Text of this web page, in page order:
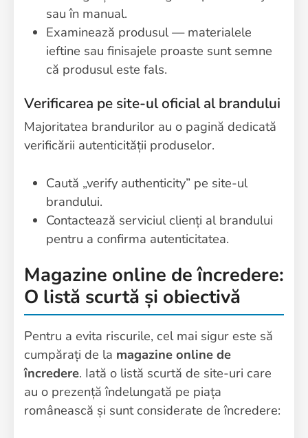
sau în manual.
Examinează produsul — materialele
ieftine sau finisajele proaste sunt semne
că produsul este fals.
Verificarea pe site-ul oficial al brandului
Majoritatea brandurilor au o pagină dedicată
verificării autenticității produselor.
Caută „verify authenticity” pe site-ul
brandului.
Contactează serviciul clienți al brandului
pentru a confirma autenticitatea.
Magazine online de încredere:
O listă scurtă și obiectivă
Pentru a evita riscurile, cel mai sigur este să
cumpărați de la magazine online de
încredere. Iată o listă scurtă de site-uri care
au o prezență îndelungată pe piața
românească și sunt considerate de încredere: